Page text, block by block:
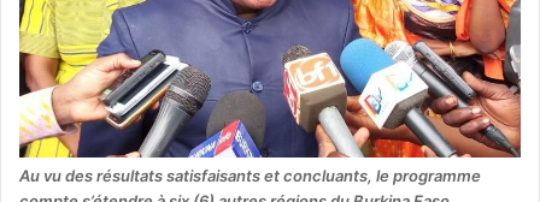
Au vu des résultats satisfaisants et concluants, le programme